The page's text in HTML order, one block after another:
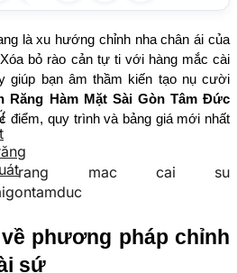
là xu hướng chỉnh nha chân ái của
bỏ rào cản tự ti với hàng mắc cài
giúp bạn âm thầm kiến tạo nụ cười
Răng Hàm Mặt Sài Gòn Tâm Đức
điểm, quy trình và bảng giá mới nhất
phương pháp chỉnh
sứ